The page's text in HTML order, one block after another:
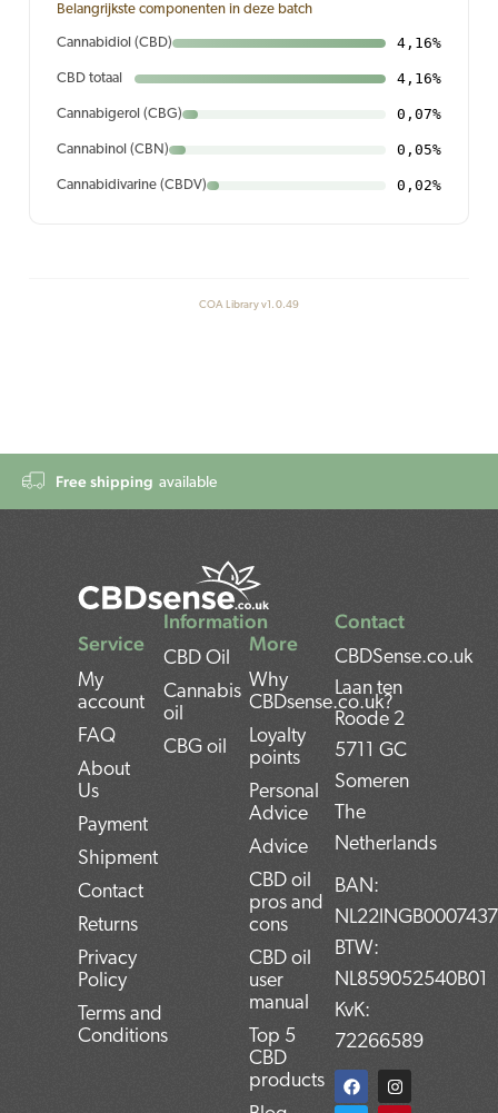
Belangrijkste componenten in deze batch
Cannabidiol (CBD) 4,16%
CBD totaal 4,16%
Cannabigerol (CBG) 0,07%
Cannabinol (CBN) 0,05%
Cannabidivarine (CBDV) 0,02%
COA Library v1.0.49
Free shipping available
Contact
CBDSense.co.uk
Laan ten
Roode 2
5711 GC
Someren
The
Netherlands
BAN:
BTW:
NL859052540B01
KvK:
72266589
F
a
I
n
T
w
P
i
L
i
Service
My
account
FAQ
About
Us
Payment
Shipment
Contact
Returns
Privacy
Policy
Terms and
Conditions
Information
CBD Oil
Cannabis
oil
CBG oil
More
Why
CBDsense.co.uk?
Loyalty
points
Personal
Advice
Advice
CBD oil
pros and
cons
CBD oil
user
manual
Top 5
CBD
products